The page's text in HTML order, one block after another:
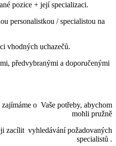
pozice + její specializaci.
personalistkou / specialistou na
vhodných uchazečů.
předvybranými a doporučenými
o Vaše potřeby, abychom
mohli pružně
zacílit vyhledávání požadovaných
specialistů .